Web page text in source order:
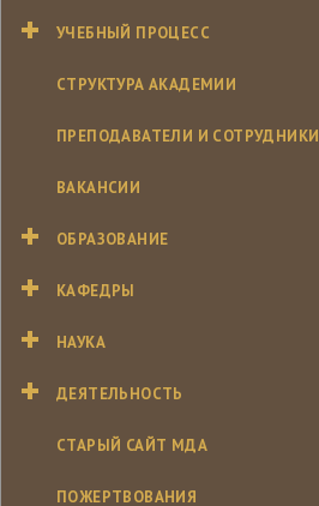
УЧЕБНЫЙ ПРОЦЕСС
СТРУКТУРА АКАДЕМИИ
ПРЕПОДАВАТЕЛИ И СОТРУДНИКИ
ВАКАНСИИ
ОБРАЗОВАНИЕ
КАФЕДРЫ
НАУКА
ДЕЯТЕЛЬНОСТЬ
СТАРЫЙ САЙТ МДА
ПОЖЕРТВОВАНИЯ